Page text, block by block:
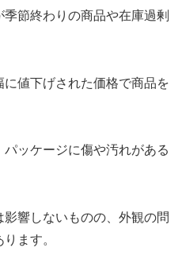
節終わりの商品や在庫過剰
値下げされた価格で商品を
ッケージに傷や汚れがある
響しないものの、外観の問
ます。